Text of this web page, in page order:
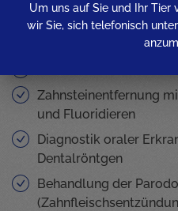
Wir behandeln folgende
Zahnsteinentfernung
und Fluoridieren
Diagnostik oraler
Dentalröntgen
Behandlung der
Um uns auf Sie und Ihr Tier
wir Sie, sich telefonisch